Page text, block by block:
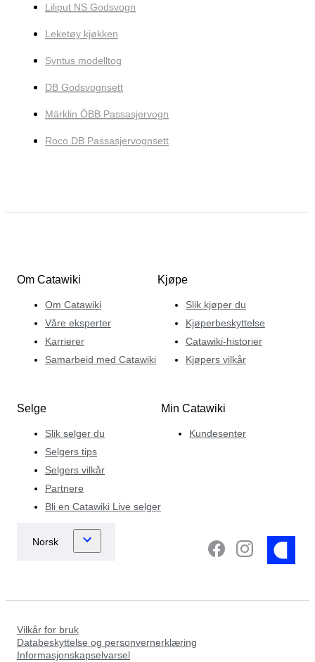
Liliput NS Godsvogn
Leketøy kjøkken
Syntus modelltog
DB Godsvognsett
Märklin ÖBB Passasjervogn
Roco DB Passasjervognsett
Om Catawiki
Om Catawiki
Våre eksperter
Karrierer
Samarbeid med Catawiki
Kjøpe
Slik kjøper du
Kjøperbeskyttelse
Catawiki-historier
Kjøpers vilkår
Selge
Slik selger du
Selgers tips
Selgers vilkår
Partnere
Bli en Catawiki Live selger
Min Catawiki
Kundesenter
Vilkår for bruk
Databeskyttelse og personvernerklæring
Informasjonskapselvarsel